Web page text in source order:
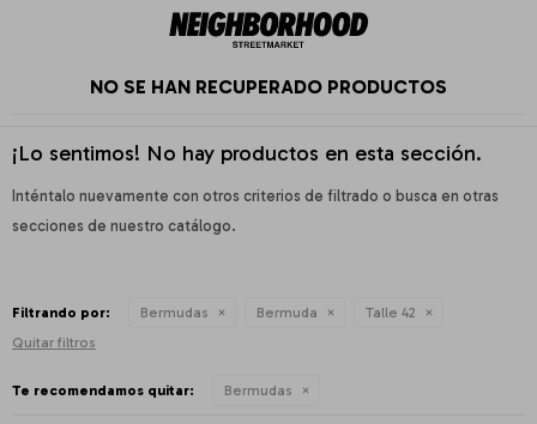
NO SE HAN RECUPERADO PRODUCTOS
¡Lo sentimos! No hay productos en esta sección.
Inténtalo nuevamente con otros criterios de filtrado o busca en otras
secciones de nuestro catálogo.
Filtrando por: Bermudas Bermuda
Talle 42
Quitar filtros
Te recomendamos quitar: Bermudas